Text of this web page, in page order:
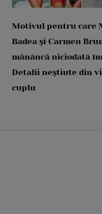
Motivul pentru care
Badea și Carmen
mănâncă niciodată
Detalii neștiute din
cuplu